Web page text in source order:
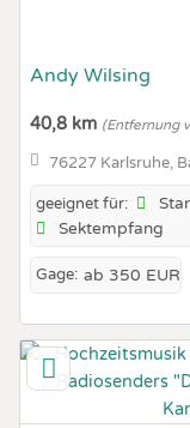
Andy Wilsing
40,8 km (Entfernung
76227 Karlsruhe,
geeignet für:
Sektempfang
Gage: ab 350 EUR